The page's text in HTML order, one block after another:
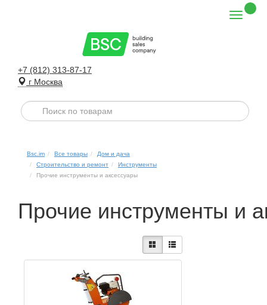
+7 (812) 313-87-17
г Москва
Bsc.im Все товары
Дом и дача
Строительство и ремонт
Инструменты
Прочие инструменты и аксессуары
Прочие инструменты и